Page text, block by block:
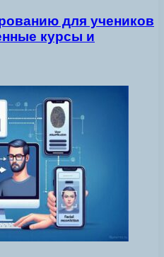
для учеников
курсы и